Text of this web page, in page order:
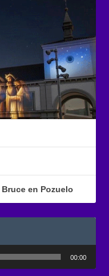
en Pozuelo
00:00